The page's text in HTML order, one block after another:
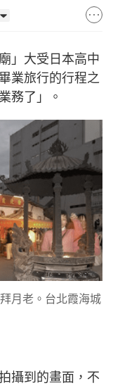
」大受日本高中
業旅行的行程之
務了」。
月老。台北霞海城
攝到的畫面，不